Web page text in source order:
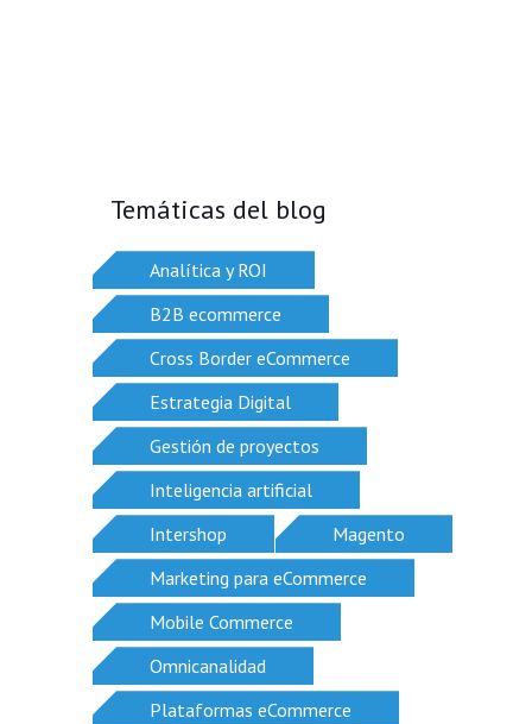
Temáticas del blog
Analítica y ROI
B2B ecommerce
Cross Border eCommerce
Estrategia Digital
Gestión de proyectos
Inteligencia artificial
Intershop
Magento
Marketing para eCommerce
Mobile Commerce
Omnicanalidad
Plataformas eCommerce